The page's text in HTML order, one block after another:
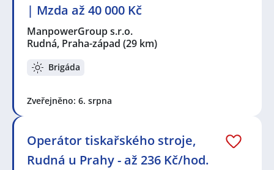
| Mzda až 40 000 Kč
ManpowerGroup s.r.o.
Rudná, Praha-západ (29 km)
Brigáda
Zveřejněno: 6. srpna
Operátor tiskařského stroje,
Rudná u Prahy - až 236 Kč/hod.